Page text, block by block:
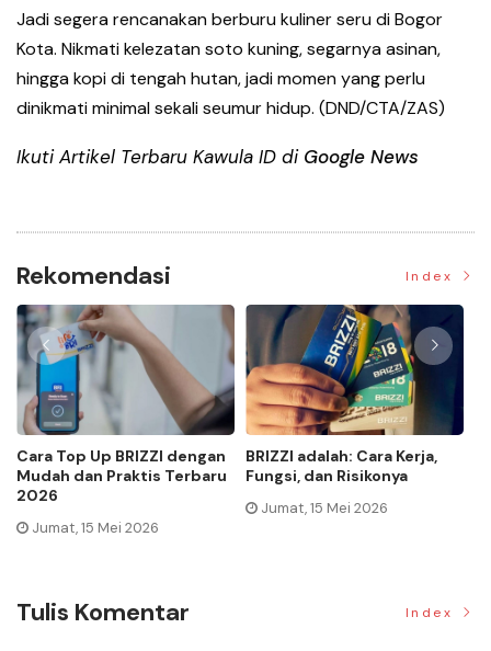
Jadi segera rencanakan berburu kuliner seru di Bogor
Kota. Nikmati kelezatan soto kuning, segarnya asinan,
hingga kopi di tengah hutan, jadi momen yang perlu
dinikmati minimal sekali seumur hidup. (DND/CTA/ZAS)
Ikuti Artikel Terbaru Kawula ID di Google News
Rekomendasi Index
Momen Historis Industri
Hiburan, Netflix Beli Warner
Bros. Senilai Rp1.380 Triliun
Selasa, 09 Desember 2025
Jenis Asuransi Kesehatan di
Indonesia
Jumat, 24 Oktober 2025
Tulis Komentar Index